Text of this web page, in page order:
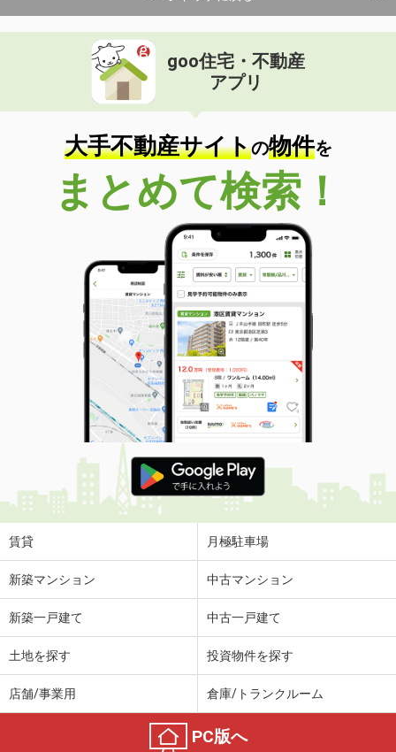
goo住宅・不動産
アプリ
大手不動産サイトの物件を
まとめて検索！
賃貸 月極駐車場
新築マンション 中古マンション
新築一戸建て 中古一戸建て
土地を探す 投資物件を探す
店舗/事業用 倉庫/トランクルーム
PC版へ